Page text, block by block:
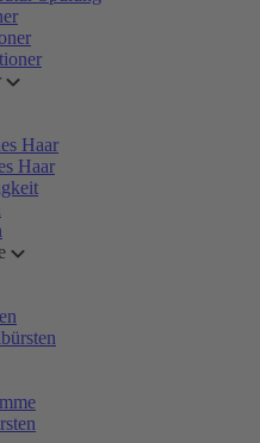
Haar
Haar